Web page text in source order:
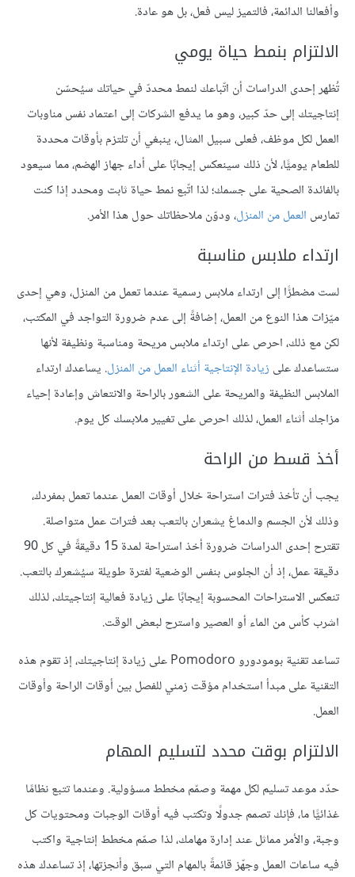
وأفعالنا الدائمة، فالتميز ليس فعل، بل هو عادة.
الالتزام بنمط حياة يومي
تُظهر إحدى الدراسات أن اتّباعك لنمط محددّ في حياتك سيُحسّن
إنتاجيتك إلى حدّ كبير، وهو ما يدفع الشركات إلى اعتماد نفس مناوبات
العمل لكل موظف، فعلى سبيل المثال، ينبغي أن تلتزم بأوقات محددة
للطعام يوميًّا، لأن ذلك سينعكس إيجابًا على أداء جهاز الهضم، مما سيعود
بالفائدة الصحية على جسمك؛ لذا اتّبع نمط حياة ثابت ومحدد إذا كنت
تمارس العمل من المنزل، ودوّن ملاحظاتك حول هذا الأمر.
ارتداء ملابس مناسبة
لست مضطرًّا إلى ارتداء ملابس رسمية عندما تعمل من المنزل، وهي إحدى
ميّزات هذا النوع من العمل، إضافةً إلى عدم ضرورة التواجد في المكتب،
لكن مع ذلك، احرص على ارتداء ملابس مريحة ومناسبة ونظيفة لأنها
ستساعدك على زيادة الإنتاجية أثناء العمل من المنزل. يساعدك ارتداء
الملابس النظيفة والمريحة على الشعور بالراحة والانتعاش وإعادة إحياء
مزاجك أثناء العمل، لذلك احرص على تغيير ملابسك كل يوم.
أخذ قسط من الراحة
يجب أن تأخذ فترات استراحة خلال أوقات العمل عندما تعمل بمفردك،
وذلك لأن الجسم والدماغ يشعران بالتعب بعد فترات عمل متواصلة.
تقترح إحدى الدراسات ضرورة أخذ استراحة لمدة 15 دقيقةً في كل 90
دقيقة عمل، إذ أن الجلوس بنفس الوضعية لفترة طويلة سيُشعرك بالتعب.
تنعكس الاستراحات المحسوبة إيجابًا على زيادة فعالية إنتاجيتك، لذلك
اشرب كأس من الماء أو العصير واسترح لبعض الوقت.
تساعد تقنية بومودورو Pomodoro على زيادة إنتاجيتك، إذ تقوم هذه
التقنية على مبدأ استخدام مؤقت زمني للفصل بين أوقات الراحة وأوقات
العمل.
الالتزام بوقت محدد لتسليم المهام
حدّد موعد تسليم لكل مهمة وصمّم مخطط مسؤولية. وعندما تتبع نظامًا
غذائيًّا ما، فإنك تصمم جدولًا وتكتب فيه أوقات الوجبات ومحتويات كل
وجبة، والأمر مماثل عند إدارة مهامك، لذا صمّم مخطط إنتاجية واكتب
فيه ساعات العمل وجهّز قائمةً بالمهام التي سبق وأنجزتها، إذ تساعدك هذه